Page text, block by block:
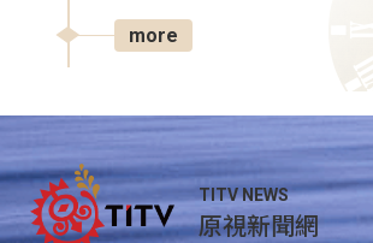
more
TITV NEWS
原視新聞網